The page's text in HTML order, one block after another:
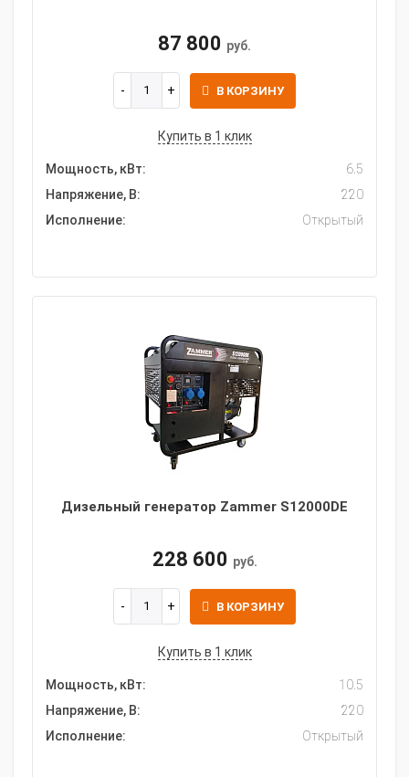
87 800 руб.
В КОРЗИНУ
Купить в 1 клик
Мощность, кВт:
6.5
Напряжение, В:
220
Исполнение:
Открытый
Дизельный генератор Zammer S12000DE
228 600 руб.
В КОРЗИНУ
Купить в 1 клик
Мощность, кВт:
10.5
Напряжение, В:
220
Исполнение:
Открытый